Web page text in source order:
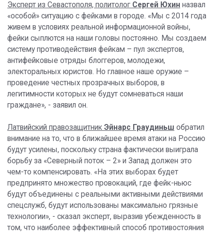
Эксперт из Севастополя, политолог Сергей Юхин назвал
«особой» ситуацию с фейками в городе. «Мы с 2014 года
живем в условиях реальной информационной войны,
фейки сыплются на наши головы постоянно. Мы создаем
систему противодействия фейкам – пул экспертов,
антифейковые отряды блоггеров, молодежи,
электоральных юристов. Но главное наше оружие –
проведение честных прозрачных выборов, в
легитимности которых не будут сомневаться наши
граждане», - заявил он.
Латвийский правозащитник Эйнарс Граудиньш обратил
внимание на то, что в ближайшее время атаки на Россию
будут усилены, поскольку страна фактически выиграла
борьбу за «Северный поток – 2» и Запад должен это
чем-то компенсировать. «На этих выборах будет
предпринято множество провокаций, где фейк-ньюс
будут объединены с реальными активными действиями
спецслужб, будут использованы максимально грязные
технологии», - сказал эксперт, выразив убежденность в
том, что наиболее эффективный способ противостояния